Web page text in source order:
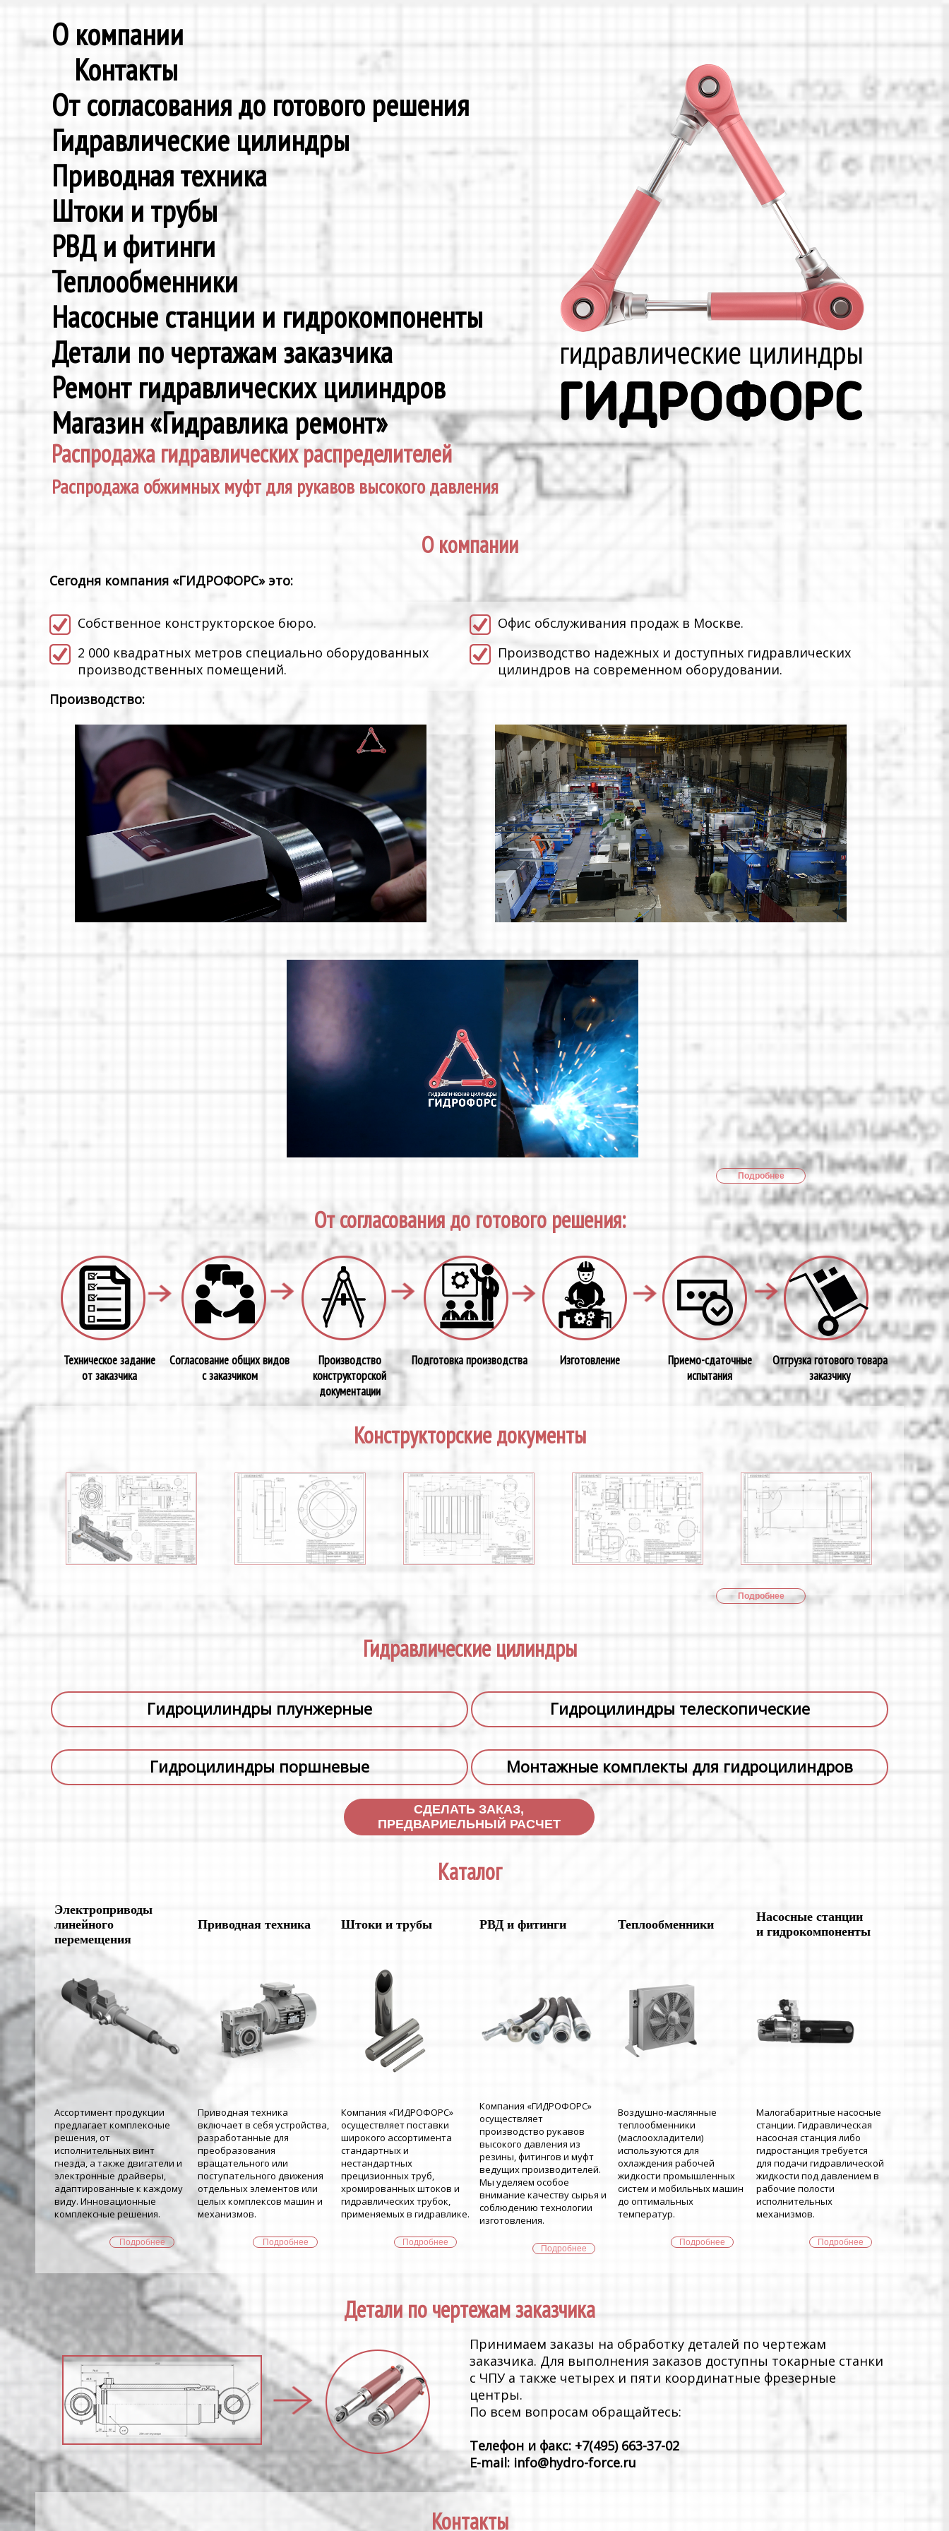
О компании
Контакты
От согласования до готового решения
Гидравлические цилиндры
Приводная техника
Штоки и трубы
РВД и фитинги
Теплообменники
Насосные станции и гидрокомпоненты
Детали по чертажам заказчика
Ремонт гидравлических цилиндров
Магазин «Гидравлика ремонт»
Распродажа гидравлических распределителей
Распродажа обжимных муфт для рукавов высокого давления
О компании
Сегодня компания «ГИДРОФОРС» это:
Cобственное конструкторское бюро.
2 000 квадратных метров специально оборудованных
производственных помещений.
Офис обслуживания продаж в Москве.
Производство надежных и доступных гидравлических
цилиндров на современном оборудовании.
Производство:
Подробнее
От согласования до готового решения:
Техническое задание
от заказчика
Согласование общих видов
с заказчиком
Производство
конструкторской
документации
Подготовка производства Изготовление
Приемо-сдаточные
испытания
Отгрузка готового товара
заказчику
Конструкторские документы
Подробнее
Гидравлические цилиндры
Гидроцилиндры плунжерные Гидроцилиндры телескопические
Гидроцилиндры поршневые Монтажные комплекты для гидроцилиндров
СДЕЛАТЬ ЗАКАЗ,
ПРЕДВАРИЕЛЬНЫЙ РАСЧЕТ
Каталог
Электроприводы
линейного
перемещения
Приводная техника Штоки и трубы РВД и фитинги Теплообменники
Насосные станции
и гидрокомпоненты
Ассортимент продукции
предлагает комплексные
решения, от
исполнительных винт
гнезда, а также двигатели и
электронные драйверы,
адаптированные к каждому
виду. Инновационные
комплексные решения.
Подробнее
Приводная техника
включает в себя устройства,
разработанные для
преобразования
вращательного или
поступательного движения
отдельных элементов или
целых комплексов машин и
механизмов.
Подробнее
Компания «ГИДРОФОРС»
осуществляет поставки
широкого ассортимента
стандартных и
нестандартных
прецизионных труб,
хромированных штоков и
гидравлических трубок,
применяемых в гидравлике.
Подробнее
Компания «ГИДРОФОРС»
осуществляет
производство рукавов
высокого давления из
резины, фитингов и муфт
ведущих производителей.
Мы уделяем особое
внимание качеству сырья и
соблюдению технологии
изготовления.
Подробнее
Воздушно-маслянные
теплообменники
(маслоохладители)
используются для
охлаждения рабочей
жидкости промышленных
систем и мобильных машин
до оптимальных
температур.
Подробнее
Малогабаритные насосные
станции. Гидравлическая
насосная станция либо
гидростанция требуется
для подачи гидравлической
жидкости под давлением в
рабочие полости
исполнительных
механизмов.
Подробнее
Детали по чертежам заказчика
Принимаем заказы на обработку деталей по чертежам
заказчика. Для выполнения заказов доступны токарные станки
с ЧПУ а также четырех и пяти координатные фрезерные
центры.
По всем вопросам обращайтесь:
Телефон и факс: +7(495) 663-37-02
E-mail: info@hydro-force.ru
Контакты